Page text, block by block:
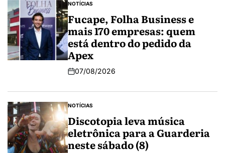
NOTÍCIAS
Fucape, Folha Business e
mais 170 empresas: quem
está dentro do pedido da
Apex
07/08/2026
NOTÍCIAS
Discotopia leva música
eletrônica para a Guarderia
neste sábado (8)